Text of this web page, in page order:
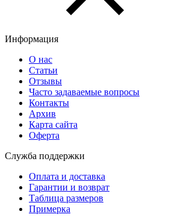
Информация
О нас
Статьи
Отзывы
Часто задаваемые вопросы
Контакты
Архив
Карта сайта
Оферта
Служба поддержки
Оплата и доставка
Гарантии и возврат
Таблица размеров
Примерка